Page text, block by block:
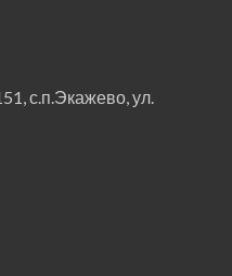
с.п.Экажево, ул.